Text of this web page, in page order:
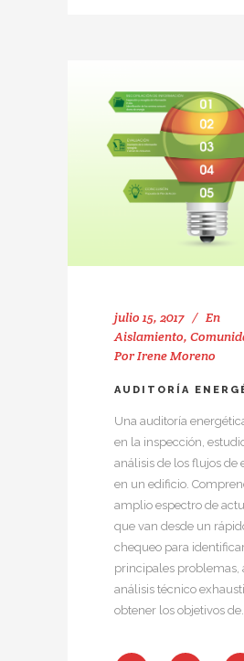
julio 15, 2017
En
Aislamiento,
PorIrene Moreno
AUDITORÍA
Una auditoría
en la inspección,
análisis de los flujos de
en un edificio.
amplio espectro de
que van desde un
chequeo para
principales problemas,
análisis técnico
obtener los objetivos